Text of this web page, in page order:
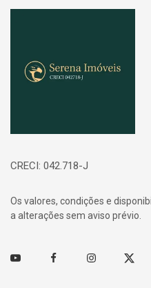
CRECI: 042.718-J
Os valores, condições e
a alterações sem aviso prévio.
Youtube FacebookInstagramTwitter